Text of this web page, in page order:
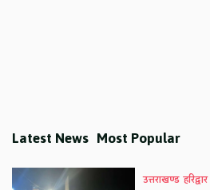
Latest News Most Popular
उत्तराखण्ड हरिद्वार